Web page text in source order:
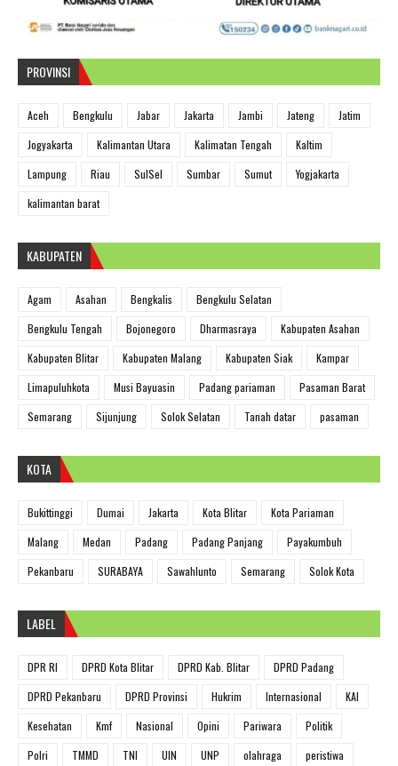
PROVINSI
Aceh Bengkulu Jabar Jakarta Jambi Jateng
Jatim
Jogyakarta
Kalimantan Utara Kalimatan Tengah
Kaltim
Lampung
Riau SulSel Sumbar Sumut
Yogjakarta
kalimantan barat
KABUPATEN
Agam Asahan Bengkalis
Bengkulu Selatan
Bengkulu Tengah
Bojonegoro Dharmasraya
Kabupaten Asahan
Kabupaten Blitar
Kabupaten Malang Kabupaten Siak
Kampar
Limapuluhkota
Musi Bayuasin Padang pariaman
Pasaman Barat
Semarang
Sijunjung Solok Selatan Tanah datar pasaman
KOTA
Bukittinggi Dumai Jakarta Kota Blitar
Kota Pariaman
Malang
Medan Padang Padang Panjang
Payakumbuh
Pekanbaru
SURABAYA Sawahlunto Semarang Solok Kota
LABEL
DPR RI DPRD Kota Blitar DPRD Kab. Blitar
DPRD Padang
DPRD Pekanbaru
DPRD Provinsi Hukrim Internasional
KAI
Kesehatan
Kmf Nasional Opini Pariwara
Politik
Polri
TMMD TNI UIN UNP olahraga peristiwa